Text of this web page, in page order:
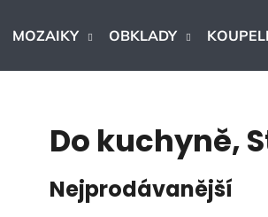
MOZAIKY OBKLADY
Do kuchyně,
Nejprodávanější